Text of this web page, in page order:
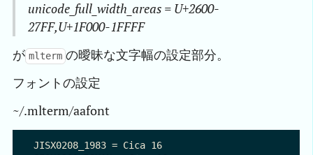
unicode_full_width_areas = U+2600-
27FF,U+1F000-1FFFF
が mlterm の曖昧な文字幅の設定部分。
フォントの設定
~/.mlterm/aafont
JISX0208_1983 = Cica 16